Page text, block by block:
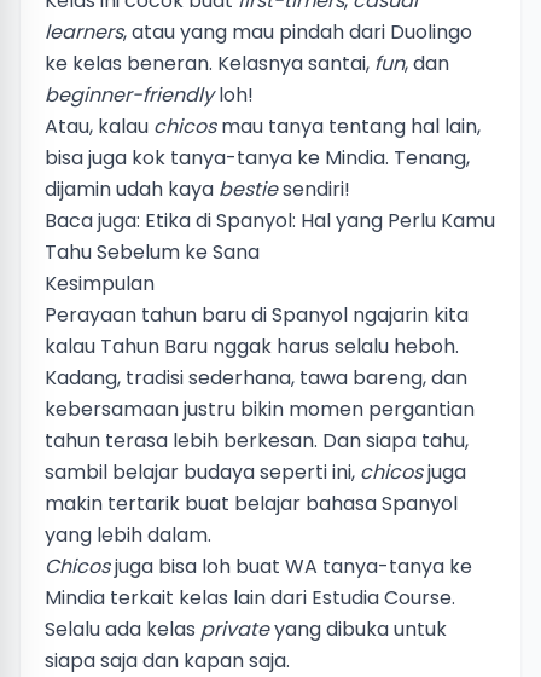
learners, atau yang mau pindah dari Duolingo
ke kelas beneran. Kelasnya santai, fun, dan
beginner-friendlyloh!
Atau, kalau chicosmau tanya tentang hal lain,
bisa juga kok tanya-tanya ke Mindia. Tenang,
dijamin udah kaya bestiesendiri!
Baca juga: Etika di Spanyol: Hal yang Perlu Kamu
Tahu Sebelum ke Sana
Kesimpulan
Perayaan tahun baru di Spanyol ngajarin kita
kalau Tahun Baru nggak harus selalu heboh.
Kadang, tradisi sederhana, tawa bareng, dan
kebersamaan justru bikin momen pergantian
tahun terasa lebih berkesan. Dan siapa tahu,
sambil belajar budaya seperti ini, chicosjuga
makin tertarik buat belajar bahasa Spanyol
yang lebih dalam.
Chicosjuga bisa loh buat WA tanya-tanya ke
Mindia terkait kelas lain dari Estudia Course.
Selalu ada kelas privateyang dibuka untuk
siapa saja dan kapan saja.